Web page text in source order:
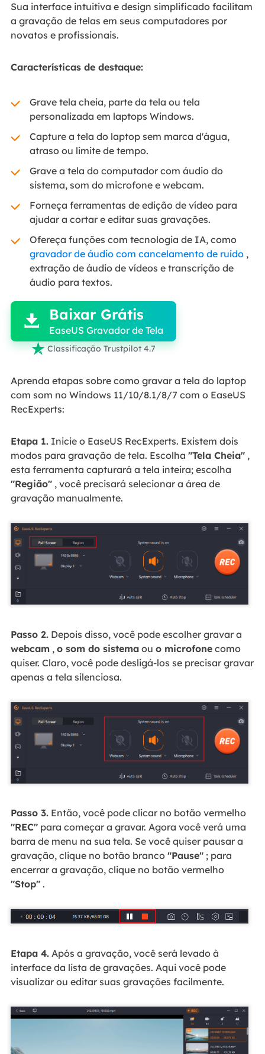
Sua interface intuitiva e design simplificado facilitam
a gravação de telas em seus computadores por
novatos e profissionais.
Características de destaque:
Grave tela cheia, parte da tela ou tela
personalizada em laptops Windows.
Capture a tela do laptop sem marca d'água,
atraso ou limite de tempo.
Grave a tela do computador com áudio do
sistema, som do microfone e webcam.
Forneça ferramentas de edição de vídeo para
ajudar a cortar e editar suas gravações.
Ofereça funções com tecnologia de IA, como
gravador de áudio com cancelamento de ruído,
extração de áudio de vídeos e transcrição de
áudio para textos.

 Baixar Grátis
EaseUS Gravador de Tela
 Classificação Trustpilot 4.7
Aprenda etapas sobre como gravar a tela do laptop
com som no Windows 11/10/8.1/8/7 com o EaseUS
RecExperts:
Etapa 1.Inicie o EaseUS RecExperts. Existem dois
modos para gravação de tela. Escolha "Tela Cheia",
esta ferramenta capturará a tela inteira; escolha
"Região", você precisará selecionar a área de
gravação manualmente.
Passo 2.Depois disso, você pode escolher gravar a
webcam, o som do sistemaou o microfonecomo
quiser. Claro, você pode desligá-los se precisar gravar
apenas a tela silenciosa.
Passo 3.Então, você pode clicar no botão vermelho
"REC"para começar a gravar. Agora você verá uma
barra de menu na sua tela. Se você quiser pausar a
gravação, clique no botão branco "Pause"; para
encerrar a gravação, clique no botão vermelho
"Stop".
Etapa 4.Após a gravação, você será levado à
interface da lista de gravações. Aqui você pode
visualizar ou editar suas gravações facilmente.